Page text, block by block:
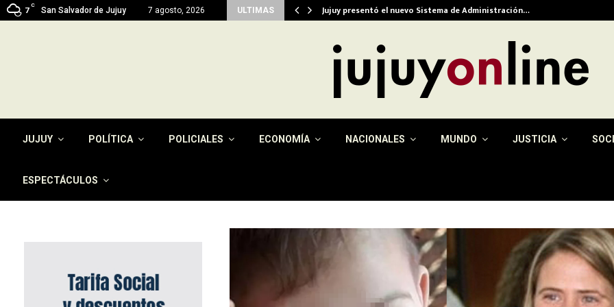
7
C
San Salvador de Jujuy 7 agosto, 2026 ULTIMAS
del pago de la tasa por… Jujuy presentó el nuevo Sistema de Administración…
JUJUY POLÍTICA POLICIALES ECONOMÍA NACIONALES MUNDO JUSTICIA
ESPECTÁCULOS